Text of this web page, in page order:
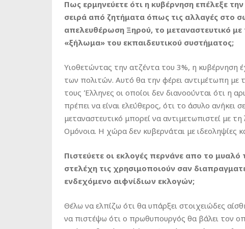
Πως ερμηνεύετε ότι η κυβέρνηση επέλεξε
σειρά από ζητήματα όπως τις αλλαγές στο
απελευθέρωση Ξηρού, το μεταναστευτικό με
«ξήλωμα» του εκπαιδευτικού συστήματος;
Υιοθετώντας την ατζέντα του 3%, η κυβέρνηση
των πολιτών. Αυτό θα την φέρει αντιμέτωπη
τους Έλληνες οι οποίοι δεν διανοούνται ότι η
πρέπει να είναι ελεύθερος, ότι το άσυλο ανήκει
μεταναστευτικό μπορεί να αντιμετωπιστεί με
Ομόνοια. Η χώρα δεν κυβερνάται με ιδεοληψίες
Πιστεύετε οι εκλογές περνάνε απo το
στελέχη τις χρησιμοποιούν σαν
ενδεχόμενο αιφνίδιων εκλογών;
Θέλω να ελπίζω ότι θα υπάρξει στοιχειώδες
να πιστέψω ότι ο πρωθυπουργός θα βάλει τον